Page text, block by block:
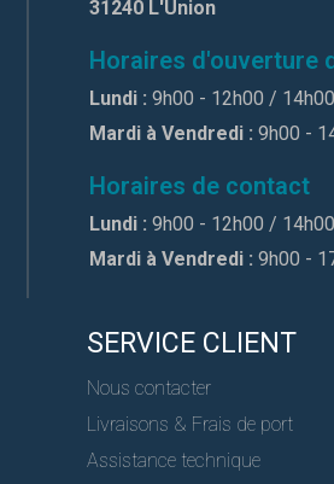
31240 L'Union
Horaires d'ouverture
Lundi : 9h00 - 12h00 /
Mardi à Vendredi : 9h00 -
Horaires de contact
Lundi : 9h00 - 12h00 /
Mardi à Vendredi : 9h00 -
SERVICE CLIENT
Nous contacter
Livraisons & Frais de port
Assistance technique